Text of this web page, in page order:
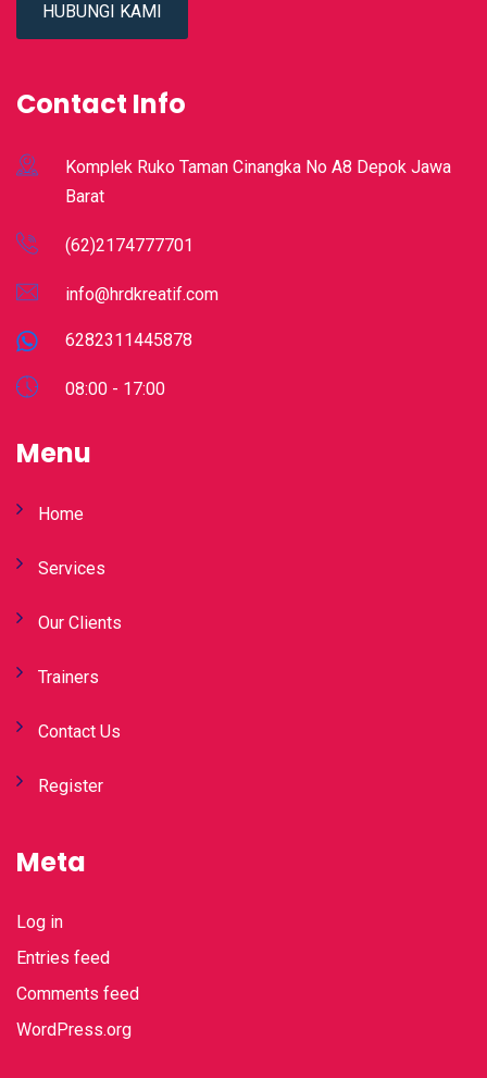
HUBUNGI KAMI
Contact Info
Komplek Ruko Taman Cinangka No A8 Depok Jawa
Barat
(62)2174777701
info@hrdkreatif.com
6282311445878
08:00 - 17:00
Menu
Home
Services
Our Clients
Trainers
Contact Us
Register
Meta
Log in
Entries feed
Comments feed
WordPress.org